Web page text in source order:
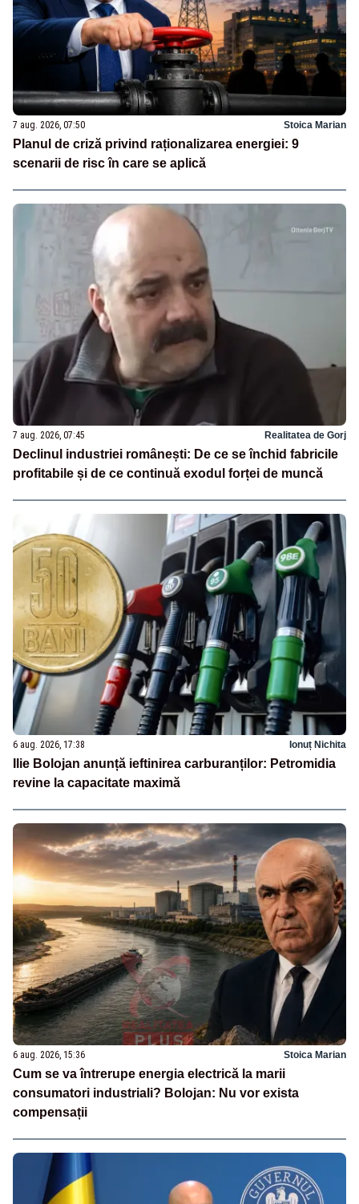
7 aug. 2026, 07:50 Stoica Marian
Planul de criză privind raționalizarea energiei: 9
scenarii de risc în care se aplică
7 aug. 2026, 07:45 Realitatea de Gorj
Declinul industriei românești: De ce se închid fabricile
profitabile și de ce continuă exodul forței de muncă
6 aug. 2026, 17:38 Ionuț Nichita
Ilie Bolojan anunță ieftinirea carburanților: Petromidia
revine la capacitate maximă
6 aug. 2026, 15:36 Stoica Marian
Cum se va întrerupe energia electrică la marii
consumatori industriali? Bolojan: Nu vor exista
compensații